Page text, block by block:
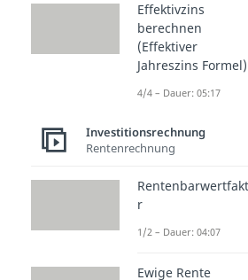
Beginnen wir mit
sich mit der
Interpretation
eines
Beeinflussung
durch den
Ergebnissen
Effektivzins
berechnen
(Effektiver
Jahreszins Formel)
4/4 – Dauer: 05:17
Investitionsrechnung
Rentenrechnung
r
1/2 – Dauer: 04:07
Ewige Rente